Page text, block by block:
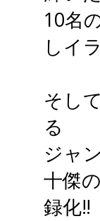
10名
しイ
そし
る
ジャ
十傑
録化‼